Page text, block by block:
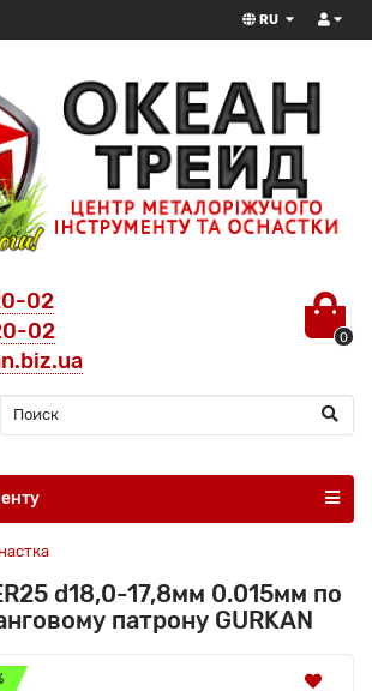
RU
02
02
0
d18,0-17,8мм 0.015мм по
патрону GURKAN